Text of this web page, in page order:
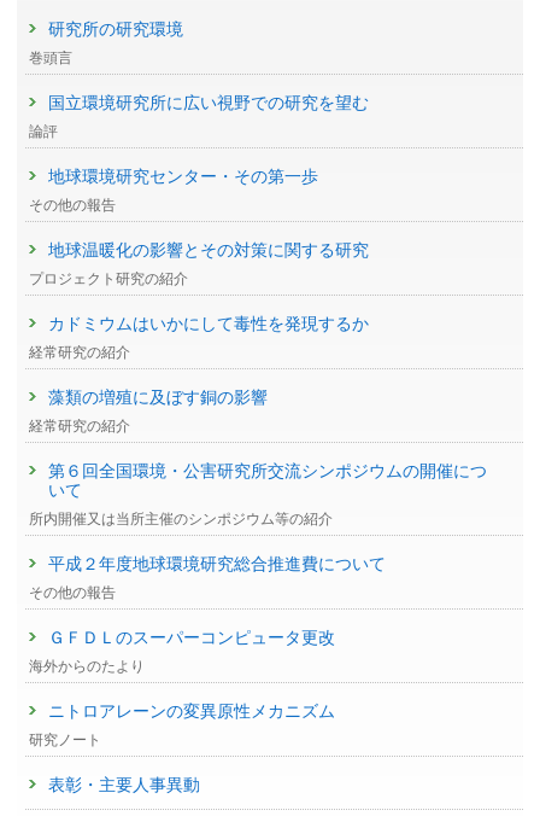
研究所の研究環境
巻頭言
国立環境研究所に広い視野での研究を望む
論評
地球環境研究センター・その第一歩
その他の報告
地球温暖化の影響とその対策に関する研究
プロジェクト研究の紹介
カドミウムはいかにして毒性を発現するか
経常研究の紹介
藻類の増殖に及ぼす銅の影響
経常研究の紹介
第６回全国環境・公害研究所交流シンポジウムの開催につ
いて
所内開催又は当所主催のシンポジウム等の紹介
平成２年度地球環境研究総合推進費について
その他の報告
ＧＦＤＬのスーパーコンピュータ更改
海外からのたより
ニトロアレーンの変異原性メカニズム
研究ノート
表彰・主要人事異動